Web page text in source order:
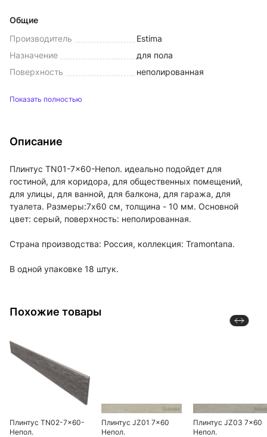
Общие
Производитель
Estima
Назначение
для пола
Поверхность
неполированная
Показать полностью
Описание
Плинтус TN01-7x60-Непол. идеально подойдет для
гостиной, для коридора, для общественных помещений,
для улицы, для ванной, для балкона, для гаража, для
туалета. Размеры:7x60 см, толщина - 10 мм. Основной
цвет: серый, поверхность: неполированная.
Страна производства: Россия, коллекция: Tramontana.
В одной упаковке 18 штук.
Похожие товары
Плинтус TN02-7x60-
Непол.
Плинтус JZ01 7x60
Непол.
Плинтус JZ03 7x60
Непол.